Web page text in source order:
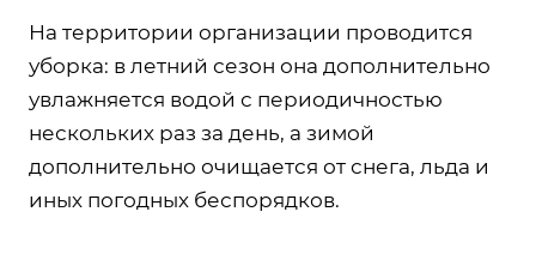
На территории организации проводится
уборка: в летний сезон она дополнительно
увлажняется водой с периодичностью
нескольких раз за день, а зимой
дополнительно очищается от снега, льда и
иных погодных беспорядков.